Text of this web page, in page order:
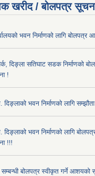
खरीद / बोलपत्र
भवन निर्माणको लागि बोलपत्र
दिङ्ला सतिघाट सडक निर्माणको
!
दिङ्लाको भवन निर्माणको लागि
दिङ्लाको भवन निर्माणको लागि
!!!
बोलपत्र स्वीकृत गर्ने आशयको